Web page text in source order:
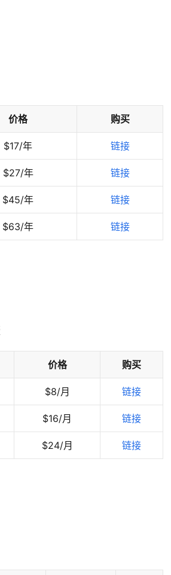
价格 购买
$17/年 链接
$27/年 链接
$45/年 链接
$63/年 链接
价格 购买
$8/月 链接
$16/月 链接
$24/月 链接